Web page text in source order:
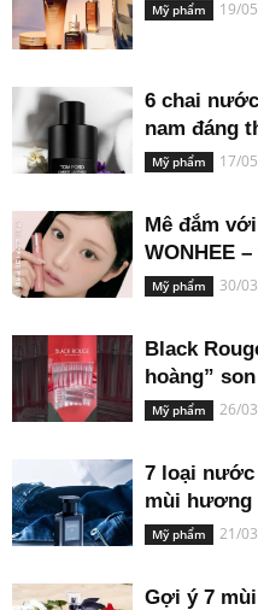
Mỹ phẩm 19/
6 chai
nam đáng
Mỹ phẩm 17/
Mê đắm
WONHEE
Mỹ phẩm 30/
Black
hoàng”
Mỹ phẩm 26/
7 loại nước
mùi hương
Mỹ phẩm 21/
Gợi ý 7